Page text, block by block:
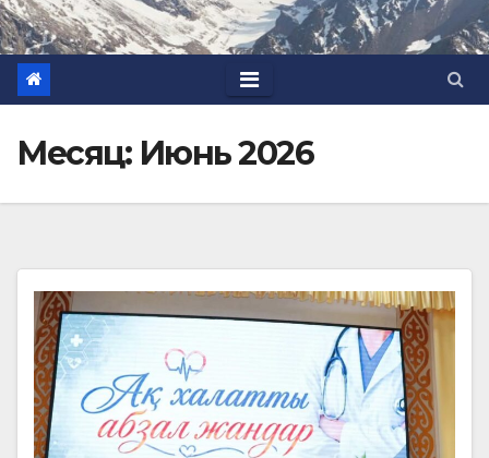
Месяц: Июнь 2026